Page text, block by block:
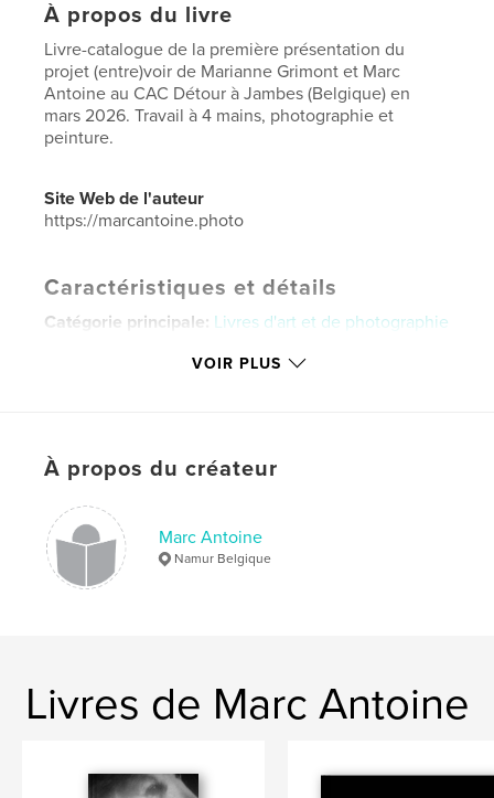
À propos du livre
Livre-catalogue de la première présentation du
projet (entre)voir de Marianne Grimont et Marc
Antoine au CAC Détour à Jambes (Belgique) en
mars 2026. Travail à 4 mains, photographie et
peinture.
Site Web de l'auteur
https://marcantoine.photo
Caractéristiques et détails
Catégorie principale: Livres d'art et de photographie
Catégories supplémentaires Beaux-arts
LangueFrench
Mots-clés
disparition intime , autoportrait
peinture
VOIR PLUS
À propos du créateur
Marc Antoine
Namur Belgique
Livres de Marc Antoine